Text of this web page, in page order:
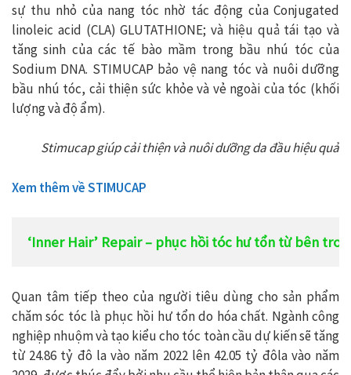
sự thu nhỏ của nang tóc nhờ tác động của Conjugated
linoleic acid (CLA) GLUTATHIONE; và hiệu quả tái tạo và
tăng sinh của các tế bào mầm trong bầu nhú tóc của
Sodium DNA. STIMUCAP bảo vệ nang tóc và nuôi dưỡng
bầu nhú tóc, cải thiện sức khỏe và vẻ ngoài của tóc (khối
lượng và độ ẩm).
Stimucap giúp cải thiện và nuôi dưỡng da đầu hiệu quả
Xem thêm về STIMUCAP
‘Inner Hair’ Repair – phục hồi tóc hư tổn từ bên
Quan tâm tiếp theo của người tiêu dùng cho sản phẩm
chăm sóc tóc là phục hồi hư tổn do hóa chất. Ngành công
nghiệp nhuộm và tạo kiểu cho tóc toàn cầu dự kiến sẽ tăng
từ 24.86 tỷ đô la vào năm 2022 lên 42.05 tỷ đôla vào năm